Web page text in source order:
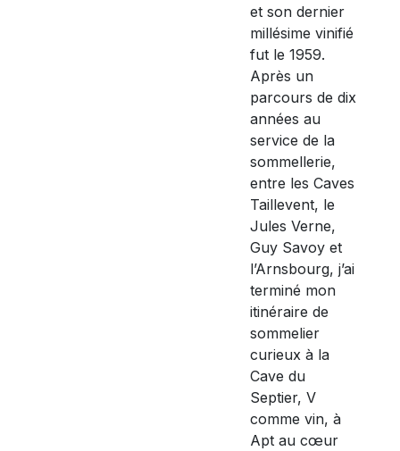
et son dernier
millésime vinifié
fut le 1959.
Après un
parcours de dix
années au
service de la
sommellerie,
entre les Caves
Taillevent, le
Jules Verne,
Guy Savoy et
l’Arnsbourg, j’ai
terminé mon
itinéraire de
sommelier
curieux à la
Cave du
Septier, V
comme vin, à
Apt au cœur